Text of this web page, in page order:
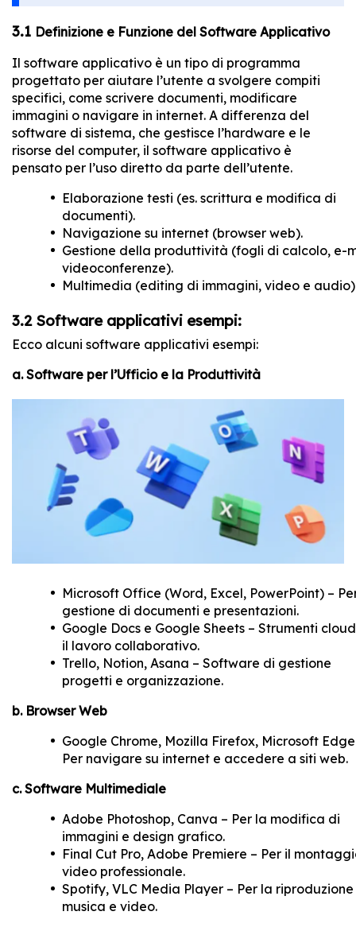
3.1 Definizione e Funzione del Software Applicativo
Il software applicativo è un tipo di programma
progettato per aiutare l’utente a svolgere compiti
specifici, come scrivere documenti, modificare
immagini o navigare in internet. A differenza del
software di sistema, che gestisce l’hardware e le
risorse del computer, il software applicativo è
pensato per l’uso diretto da parte dell’utente.
Elaborazione testi (es. scrittura e modifica di
documenti).
Navigazione su internet (browser web).
Gestione della produttività (fogli di calcolo, e-
videoconferenze).
Multimedia (editing di immagini, video e
3.2 Software applicativi esempi:
Ecco alcuni software applicativi esempi:
a. Software per l’Ufficio e la Produttività
Microsoft Office (Word, Excel, PowerPoint) –
gestione di documenti e presentazioni.
Google Docs e Google Sheets – Strumenti
il lavoro collaborativo.
Trello, Notion, Asana – Software di gestione
progetti e organizzazione.
b. Browser Web
Google Chrome, Mozilla Firefox, Microsoft
Per navigare su internet e accedere a siti web.
c. Software Multimediale
Adobe Photoshop, Canva – Per la modifica di
immagini e design grafico.
Final Cut Pro, Adobe Premiere – Per il
video professionale.
Spotify, VLC Media Player – Per la
musica e video.